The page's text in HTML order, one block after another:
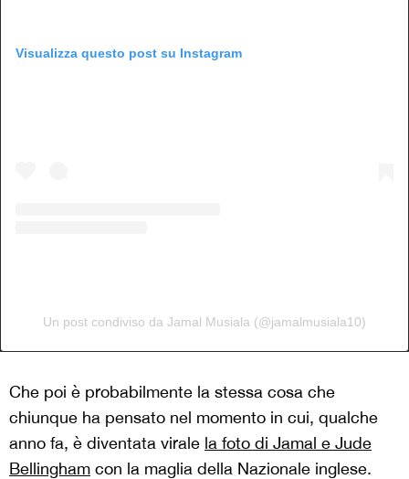
Visualizza questo post su Instagram
Un post condiviso da Jamal Musiala (@jamalmusiala10)
Che poi è probabilmente la stessa cosa che
chiunque ha pensato nel momento in cui, qualche
anno fa, è diventata virale la foto di Jamal e Jude
Bellingham con la maglia della Nazionale inglese.